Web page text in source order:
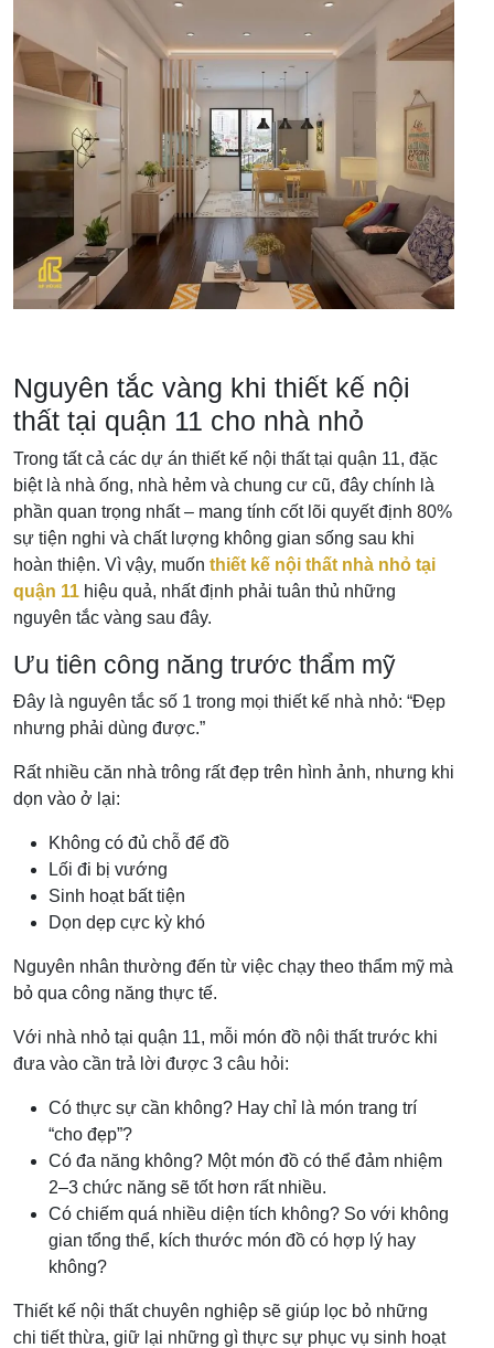
Nguyên tắc vàng khi thiết kế nội
thất tại quận 11 cho nhà nhỏ
Trong tất cả các dự án thiết kế nội thất tại quận 11, đặc
biệt là nhà ống, nhà hẻm và chung cư cũ, đây chính là
phần quan trọng nhất – mang tính cốt lõi quyết định 80%
sự tiện nghi và chất lượng không gian sống sau khi
hoàn thiện. Vì vậy, muốn thiết kế nội thất nhà nhỏ tại
quận 11 hiệu quả, nhất định phải tuân thủ những
nguyên tắc vàng sau đây.
Ưu tiên công năng trước thẩm mỹ
Đây là nguyên tắc số 1 trong mọi thiết kế nhà nhỏ: “Đẹp
nhưng phải dùng được.”
Rất nhiều căn nhà trông rất đẹp trên hình ảnh, nhưng khi
dọn vào ở lại:
Không có đủ chỗ để đồ
Lối đi bị vướng
Sinh hoạt bất tiện
Dọn dẹp cực kỳ khó
Nguyên nhân thường đến từ việc chạy theo thẩm mỹ mà
bỏ qua công năng thực tế.
Với nhà nhỏ tại quận 11, mỗi món đồ nội thất trước khi
đưa vào cần trả lời được 3 câu hỏi:
Có thực sự cần không? Hay chỉ là món trang trí
“cho đẹp”?
Có đa năng không? Một món đồ có thể đảm nhiệm
2–3 chức năng sẽ tốt hơn rất nhiều.
Có chiếm quá nhiều diện tích không? So với không
gian tổng thể, kích thước món đồ có hợp lý hay
không?
Thiết kế nội thất chuyên nghiệp sẽ giúp lọc bỏ những
chi tiết thừa, giữ lại những gì thực sự phục vụ sinh hoạt